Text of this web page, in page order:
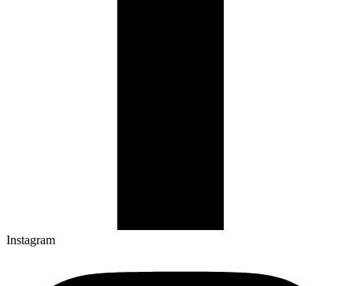
Instagram